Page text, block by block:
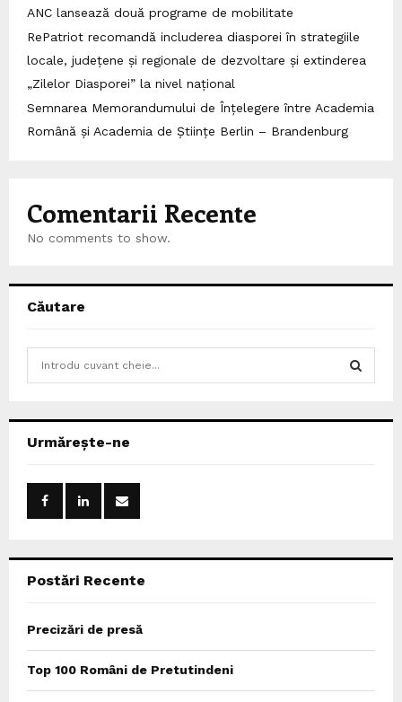
ANC lansează două programe de mobilitate
RePatriot recomandă includerea diasporei în strategiile
locale, județene și regionale de dezvoltare și extinderea
„Zilelor Diasporei” la nivel național
Semnarea Memorandumului de Înțelegere între Academia
Română și Academia de Științe Berlin – Brandenburg
Comentarii Recente
No comments to show.
Căutare
h
Urmărește-ne
Postări Recente
Precizări de presă
Top 100 Români de Pretutindeni